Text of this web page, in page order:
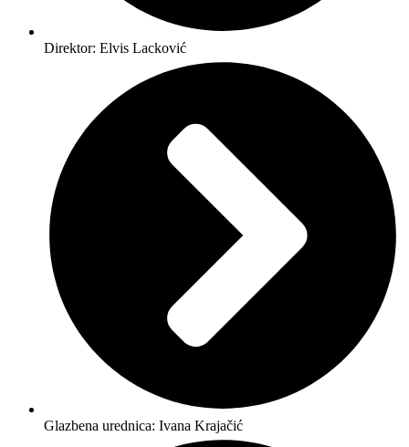
Direktor: Elvis Lacković
Glazbena urednica: Ivana Krajačić